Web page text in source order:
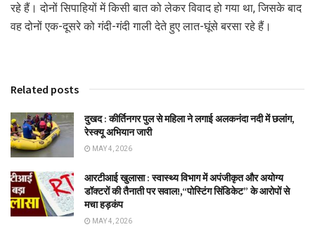
रहे हैं। दोनों सिपाहियों में किसी बात को लेकर विवाद हो गया था, जिसके बाद
वह दोनों एक-दूसरे को गंदी-गंदी गाली देते हुए लात-घूंसे बरसा रहे हैं।
Related posts
दुखद : कीर्तिनगर पुल से महिला ने लगाई अलकनंदा नदी में छलांग,
रेस्क्यू अभियान जारी
MAY 4, 2026
आरटीआई खुलासा : स्वास्थ्य विभाग में अपंजीकृत और अयोग्य
डॉक्टरों की तैनाती पर सवाल!,“पोस्टिंग सिंडिकेट” के आरोपों से
मचा हड़कंप
MAY 4, 2026